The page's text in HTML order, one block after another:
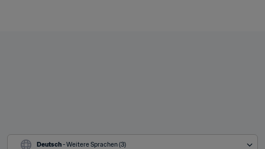
Deutsch - Weitere Sprachen (3)